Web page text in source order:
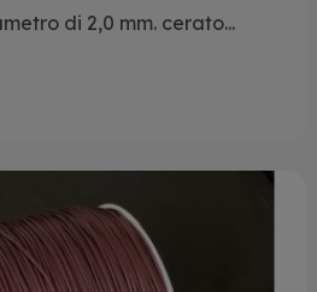
di 2,0 mm. cerato...